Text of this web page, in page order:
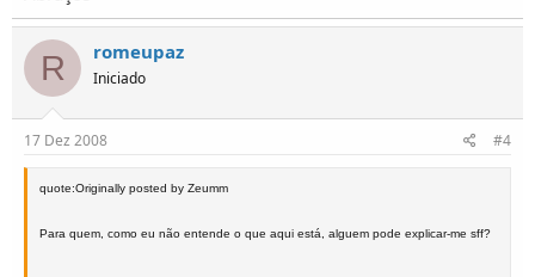
R romeupaz
Iniciado
17 Dez 2008 #4
quote:Originally posted by Zeumm
Para quem, como eu não entende o que aqui está, alguem pode explicar-me sff?